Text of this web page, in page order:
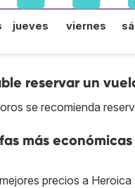
jueves viernes
reservar un
se recomienda
más
precios a